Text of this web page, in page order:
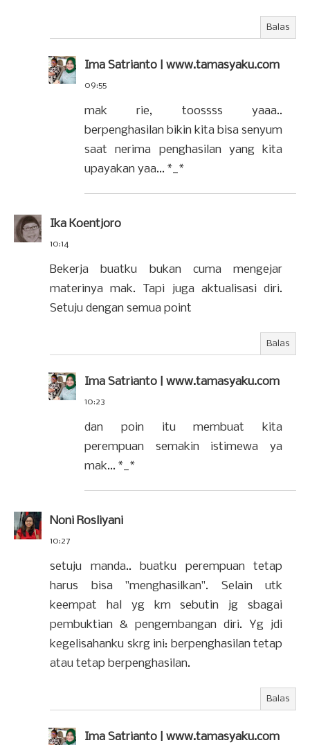
Balas
Ima Satrianto | www.tamasyaku.com
09:55
mak rie, toossss yaaa..
berpenghasilan bikin kita bisa senyum
saat nerima penghasilan yang kita
upayakan yaa... *_*
Ika Koentjoro
10:14
Bekerja buatku bukan cuma mengejar
materinya mak. Tapi juga aktualisasi diri.
Setuju dengan semua point
Balas
Ima Satrianto | www.tamasyaku.com
10:23
dan poin itu membuat kita
perempuan semakin istimewa ya
mak... *_*
Noni Rosliyani
10:27
setuju manda.. buatku perempuan tetap
harus bisa "menghasilkan". Selain utk
keempat hal yg km sebutin jg sbagai
pembuktian & pengembangan diri. Yg jdi
kegelisahanku skrg ini: berpenghasilan tetap
atau tetap berpenghasilan.
Balas
Ima Satrianto | www.tamasyaku.com